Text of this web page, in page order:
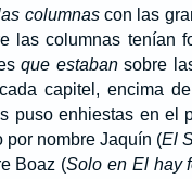
columnascon las
las columnas tenían
que estabansobre
capitel, encima
puso enhiestas en el
por nombre Jaquín (El
Boaz (Solo en El hay